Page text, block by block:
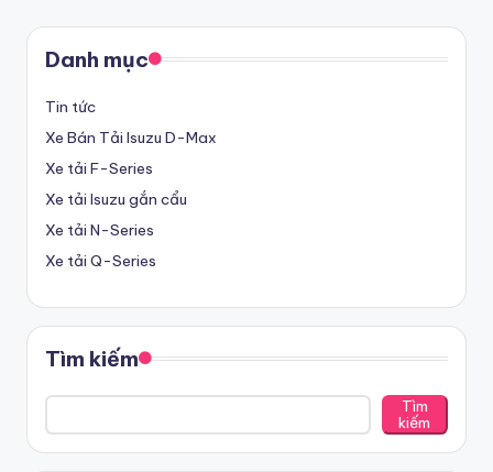
n
g
ạ
L
o
n
g
A
Đ
tốt
Danh mục
Tin tức
Xe Bán Tải Isuzu D-Max
Xe tải F-Series
Xe tải Isuzu gắn cẩu
Xe tải N-Series
Xe tải Q-Series
Tìm kiếm
Tìm
kiếm